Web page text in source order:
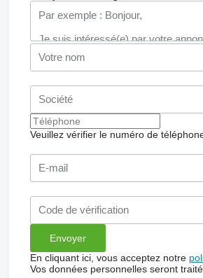
Veuillez vérifier le numéro de
En cliquant ici, vous acceptez notre
Vos données personnelles seront